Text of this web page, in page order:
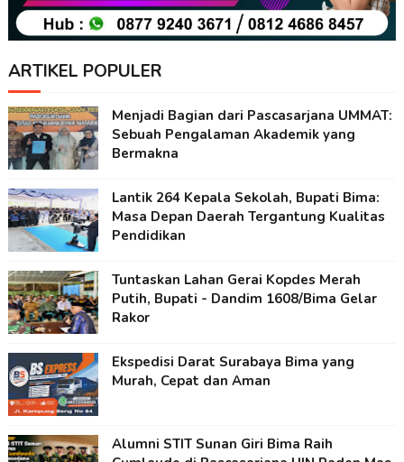
ARTIKEL POPULER
Menjadi Bagian dari Pascasarjana UMMAT:
Sebuah Pengalaman Akademik yang
Bermakna
Lantik 264 Kepala Sekolah, Bupati Bima:
Masa Depan Daerah Tergantung Kualitas
Pendidikan
Tuntaskan Lahan Gerai Kopdes Merah
Putih, Bupati - Dandim 1608/Bima Gelar
Rakor
Ekspedisi Darat Surabaya Bima yang
Murah, Cepat dan Aman
Alumni STIT Sunan Giri Bima Raih